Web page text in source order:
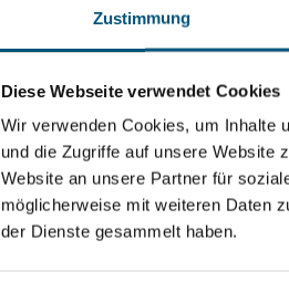
Zustimmung
Diese Webseite verwendet Cookies
Wir verwenden Cookies, um Inhalte
und die Zugriffe auf unsere Website
Website an unsere Partner für
möglicherweise mit weiteren Daten
der Dienste gesammelt haben.